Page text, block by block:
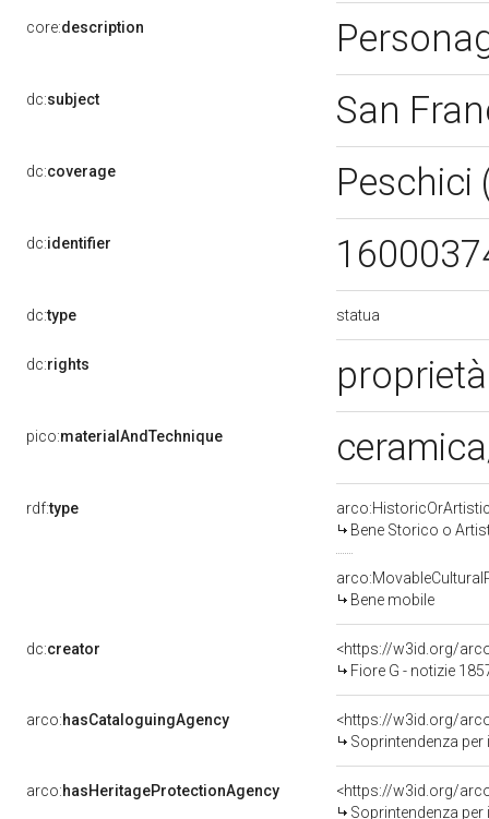
core:description
dc:subject San
dc:coverage Peschici
dc:identifier
dc:type statua
dc:rights
pico:materialAndTechnique
rdf:type
Bene Storico o
Bene mobile
dc:creator
<https://w3id.org/
Fiore G - notizie
arco:hasCataloguingAgency
<https://w3id.org/
Soprintendenza
arco:hasHeritageProtectionAgency
<https://w3id.org/
Soprintendenza